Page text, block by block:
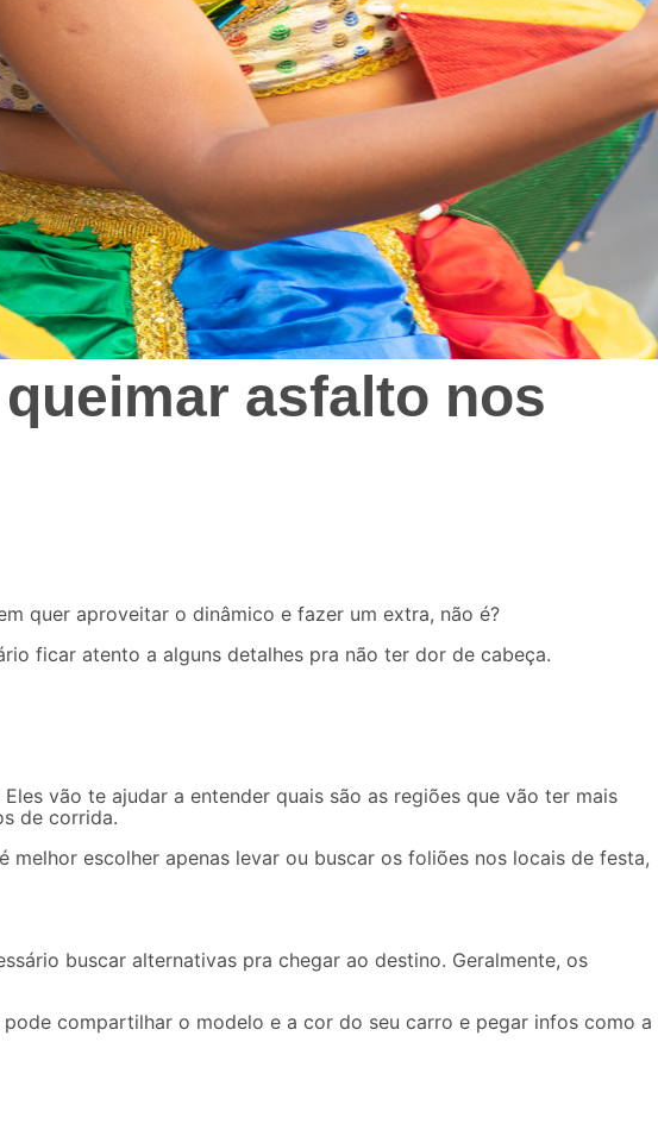
asfalto nos
quer aproveitar o dinâmico e fazer um extra, não é?
ficar atento a alguns detalhes pra não ter dor de cabeça.
vão te ajudar a entender quais são as regiões que vão ter mais
de corrida.
escolher apenas levar ou buscar os foliões nos locais de festa,
buscar alternativas pra chegar ao destino. Geralmente, os
pode compartilhar o modelo e a cor do seu carro e pegar infos como a